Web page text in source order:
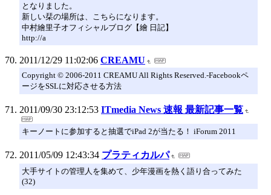
となりました。
新しい栞の場所は、こちらになります。
中村繪里子オフィシャルブログ【繪 日記】
http://a
2011/12/29 11:02:06 CREAMU
Copyright © 2006-2011 CREAMU All Rights Reserved.-Facebookペ
ージをSSLに対応させる方法
2011/09/30 23:12:53 ITmedia News 速報 最新記事一覧
キーノートに参加すると抽選でiPad 2が当たる！ iForum 2011
2011/05/09 12:43:34 プラティカルパ
大手サイトの管理人を集めて、少年漫画を熱く語り合ってみた
(32)